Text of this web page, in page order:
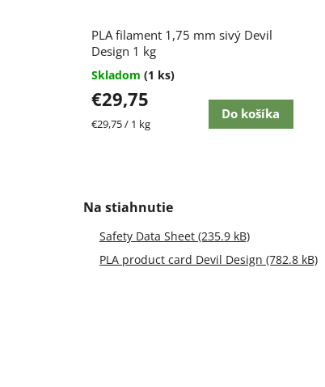
PLA filament 1,75 mm sivý Devil
Design 1 kg
Skladom (1 ks)
€29,75
Jednotková
€29,75 / 1 kg
Do košíka
Safety Data Sheet (235.9 kB)
PLA product card Devil Design (782.8 kB)